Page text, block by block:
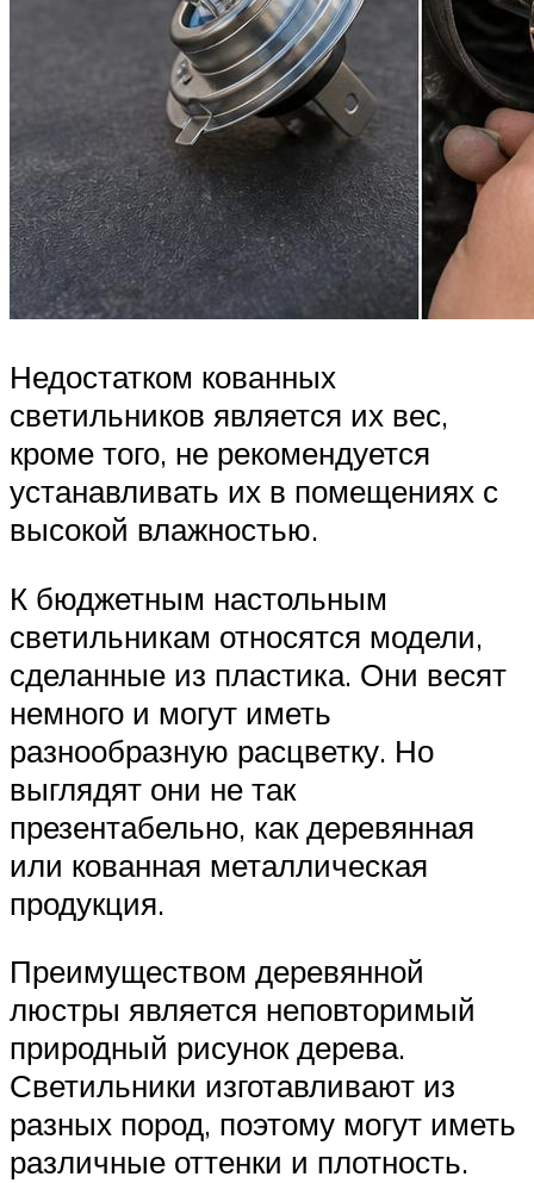
Недостатком кованных
светильников является их вес,
кроме того, не рекомендуется
устанавливать их в помещениях с
высокой влажностью.
К бюджетным настольным
светильникам относятся модели,
сделанные из пластика. Они весят
немного и могут иметь
разнообразную расцветку. Но
выглядят они не так
презентабельно, как деревянная
или кованная металлическая
продукция.
Преимуществом деревянной
люстры является неповторимый
природный рисунок дерева.
Светильники изготавливают из
разных пород, поэтому могут иметь
различные оттенки и плотность.